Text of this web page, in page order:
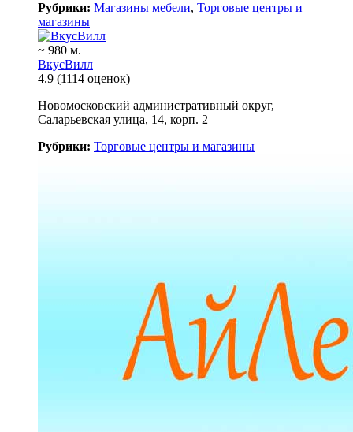
Рубрики: Магазины мебели, Торговые центры и
магазины
~ 980 м.
ВкусВилл
4.9 (1114 оценок)
Новомосковский административный округ,
Саларьевская улица, 14, корп. 2
Рубрики: Торговые центры и магазины